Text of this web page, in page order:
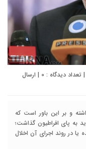
0 | ارسال
و بر این باور است که
به پای افراطیون گذاشت؛
در روند اجرای آن اخلال